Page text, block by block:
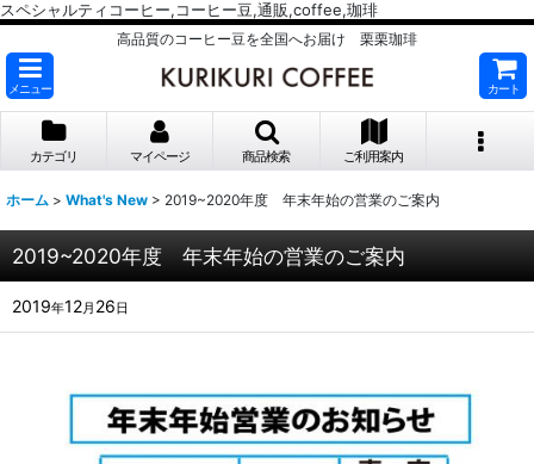
スペシャルティコーヒー,コーヒー豆,通販,coffee,珈琲
高品質のコーヒー豆を全国へお届け 栗栗珈琲
メニュー カート
カテゴリ マイページ 商品検索 ご利用案内
ホーム > What's New > 2019~2020年度 年末年始の営業のご案内
2019~2020年度 年末年始の営業のご案内
2019年12月 26日